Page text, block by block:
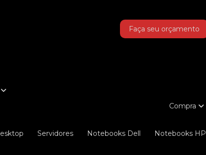
Faça seu orçamento
Desktop Servidores
Compra
Notebooks Dell Notebooks HP